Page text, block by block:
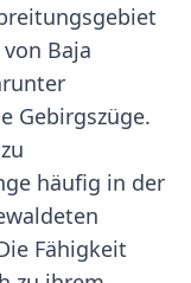
Baja
Gebirgszüge.
häufig in der
Fähigkeit